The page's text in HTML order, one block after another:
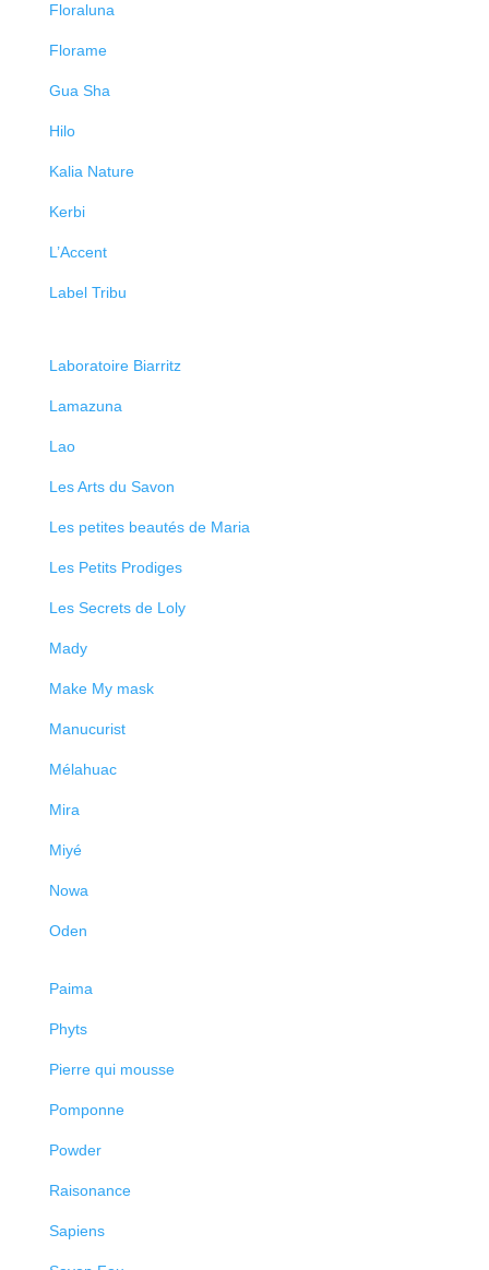
Floraluna
Florame
Gua Sha
Hilo
Kalia Nature
Kerbi
L’Accent
Label Tribu
Laboratoire Biarritz
Lamazuna
Lao
Les Arts du Savon
Les petites beautés de Maria
Les Petits Prodiges
Les Secrets de Loly
Mady
Make My mask
Manucurist
Mélahuac
Mira
Miyé
Nowa
Oden
Paima
Phyts
Pierre qui mousse
Pomponne
Powder
Raisonance
Sapiens